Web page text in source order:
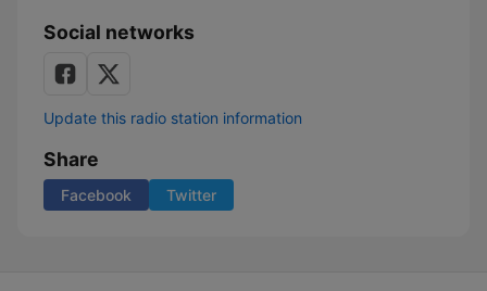
Social networks
Update this radio station information
Share
Facebook Twitter